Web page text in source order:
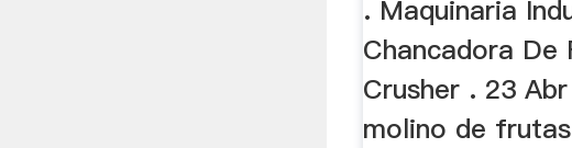
. Maquinaria
Chancadora De
Crusher . 23
molino de